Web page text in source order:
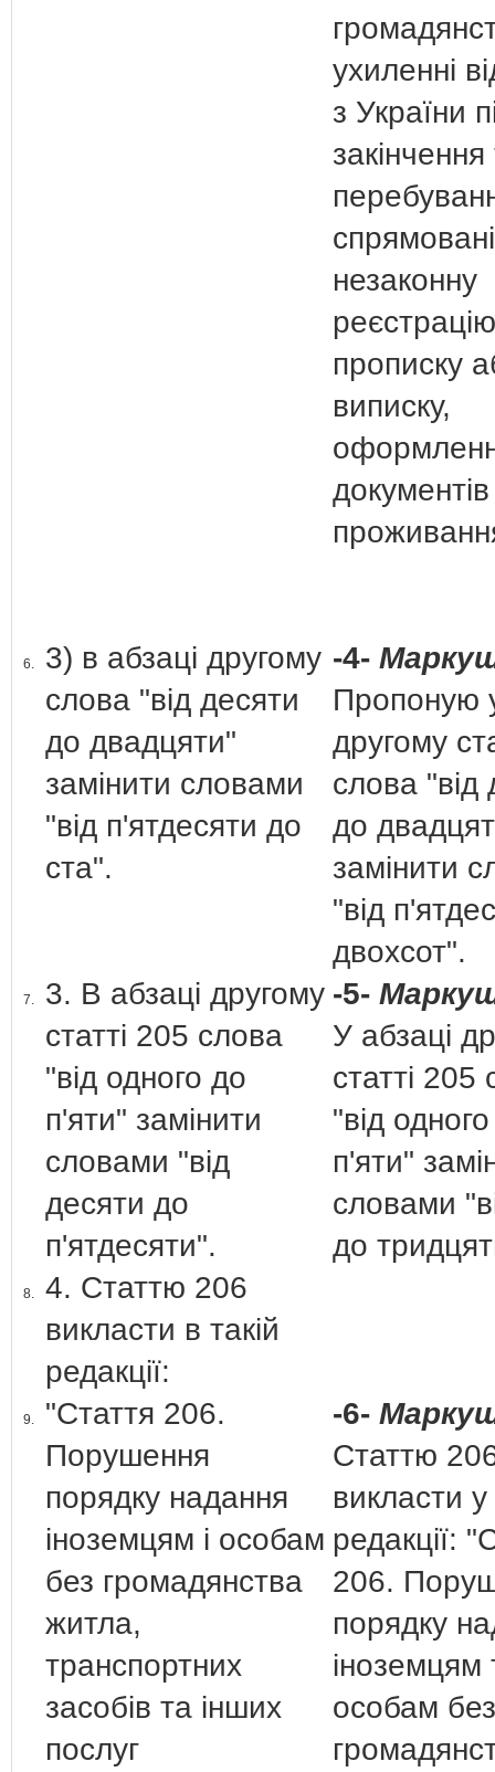
ухиленні
з України
незаконну
прописку
виписку,
6.
3) в абзаці другому
слова "від десяти
до двадцяти"
замінити словами
"від п'ятдесяти до
ста".
-4-
Пропоную
другому
слова "від
до
замінити
"від
двохсот".
7.
3. В абзаці другому
статті 205 слова
"від одного до
п'яти" замінити
словами "від
десяти до
п'ятдесяти".
-5-
У абзаці
статті 205
"від
п'яти"
словами
до
8.
4. Статтю 206
викласти в такій
редакції:
9.
"Стаття 206.
Порушення
порядку надання
іноземцям і особам
без громадянства
житла,
транспортних
засобів та інших
послуг
-6-
Статтю
викласти у
редакції:
206.
порядку
іноземцям
особам без